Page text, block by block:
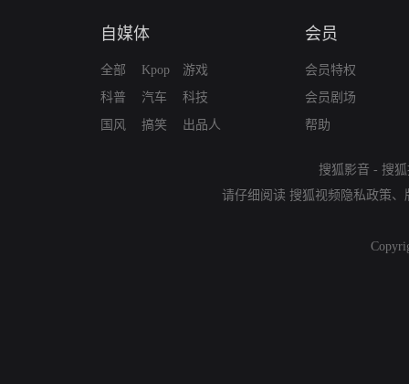
自媒体
全部
科普
国风
Kpop
汽车
搞笑
游戏
科技
出品人
会员
会员特权
会员剧场
帮助
搜狐影音 - 搜
请仔细阅读 搜狐视频隐私政策、